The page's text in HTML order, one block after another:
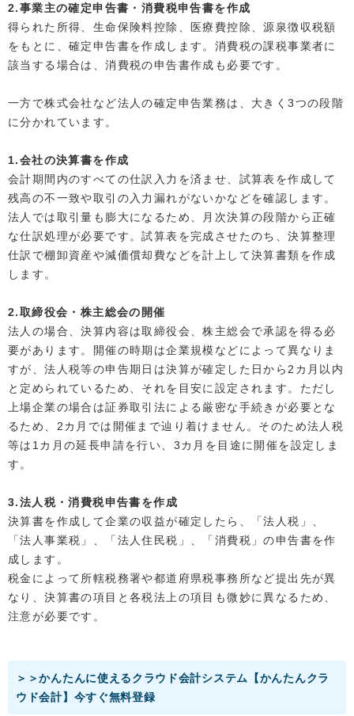
2.事業主の確定申告書・消費税申告書を作成
得られた所得、生命保険料控除、医療費控除、源泉徴収税額
をもとに、確定申告書を作成します。消費税の課税事業者に
該当する場合は、消費税の申告書作成も必要です。
一方で株式会社など法人の確定申告業務は、大きく3つの段階
に分かれています。
1.会社の決算書を作成
会計期間内のすべての仕訳入力を済ませ、試算表を作成して
残高の不一致や取引の入力漏れがないかなどを確認します。
法人では取引量も膨大になるため、月次決算の段階から正確
な仕訳処理が必要です。試算表を完成させたのち、決算整理
仕訳で棚卸資産や減価償却費などを計上して決算書類を作成
します。
2.取締役会・株主総会の開催
法人の場合、決算内容は取締役会、株主総会で承認を得る必
要があります。開催の時期は企業規模などによって異なりま
すが、法人税等の申告期日は決算が確定した日から2カ月以内
と定められているため、それを目安に設定されます。ただし
上場企業の場合は証券取引法による厳密な手続きが必要とな
るため、2カ月では開催まで辿り着けません。そのため法人税
等は1カ月の延長申請を行い、3カ月を目途に開催を設定しま
す。
3.法人税・消費税申告書を作成
決算書を作成して企業の収益が確定したら、「法人税」、
「法人事業税」、「法人住民税」、「消費税」の申告書を作
成します。
税金によって所轄税務署や都道府県税事務所など提出先が異
なり、決算書の項目と各税法上の項目も微妙に異なるため、
注意が必要です。
＞＞かんたんに使えるクラウド会計システム【かんたんクラ
ウド会計】今すぐ無料登録